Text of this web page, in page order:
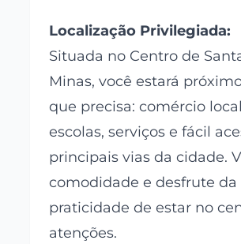
Localização Privilegiada:
Situada no Centro de
Minas, você estará
que precisa: comércio
escolas, serviços e fácil
principais vias da cidade.
comodidade e desfrute da
praticidade de estar no
atenções.